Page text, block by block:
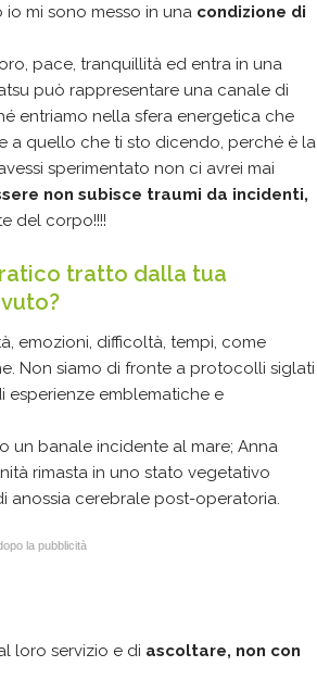
mi sono messo in una condizione di
pace, tranquillità ed entra in una
può rappresentare una canale di
entriamo nella sfera energetica che
a quello che ti sto dicendo, perché è la
sperimentato non ci avrei mai
non subisce traumi da incidenti,
del corpo!!!!
tratto dalla tua
emozioni, difficoltà, tempi, come
Non siamo di fronte a protocolli siglati
esperienze emblematiche e
un banale incidente al mare; Anna
rimasta in uno stato vegetativo
anossia cerebrale post-operatoria.
la pubblicità
loro servizio e di ascoltare, non con